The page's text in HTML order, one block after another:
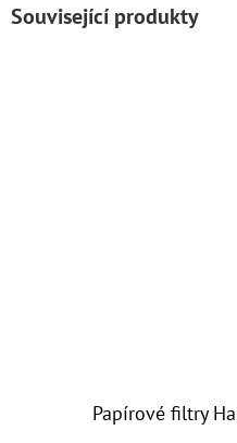
Související produkty
Papírové filtry